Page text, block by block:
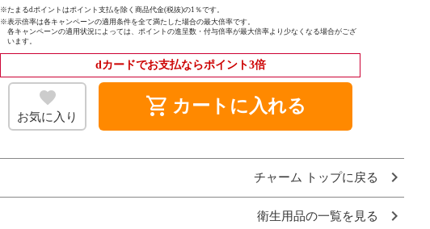
※たまるdポイントはポイント支払を除く商品代金(税抜)の1％です。
※表示倍率は各キャンペーンの適用条件を全て満たした場合の最大倍率です。
各キャンペーンの適用状況によっては、ポイントの進呈数・付与倍率が最大倍率より少なくなる場合がござ
います。
dカードでお支払ならポイント3倍
お気に入り shopping_cart カートに入れる
チャーム トップに戻る
衛生用品の一覧を見る